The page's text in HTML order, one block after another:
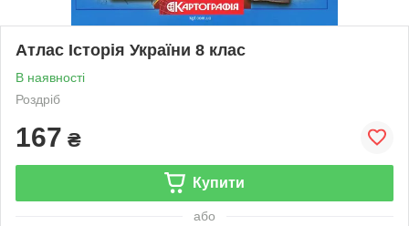
Атлас Історія України 8 клас
В наявності
Роздріб
167 ₴
Купити
або